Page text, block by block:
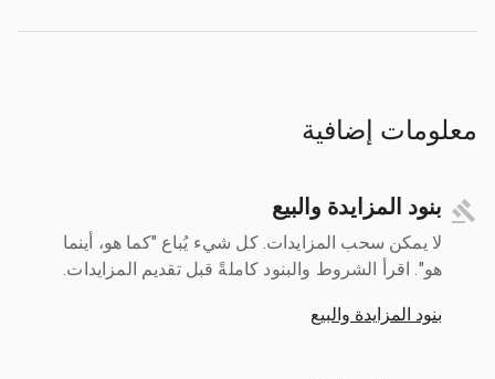
معلومات إضافية
بنود المزايدة والبيع
لا يمكن سحب المزايدات. كل شيء يُباع "كما هو، أينما
هو". اقرأ الشروط والبنود كاملةً قبل تقديم المزايدات.
بنود المزايدة والبيع